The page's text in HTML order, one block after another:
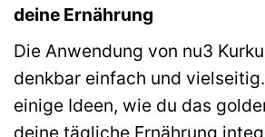
deine Ernährung
Die Anwendung von nu3
denkbar einfach und
einige Ideen, wie du das
deine tägliche Ernährung